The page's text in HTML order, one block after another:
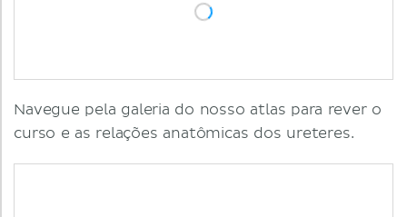
Navegue pela galeria do nosso atlas para rever o
curso e as relações anatômicas dos ureteres.